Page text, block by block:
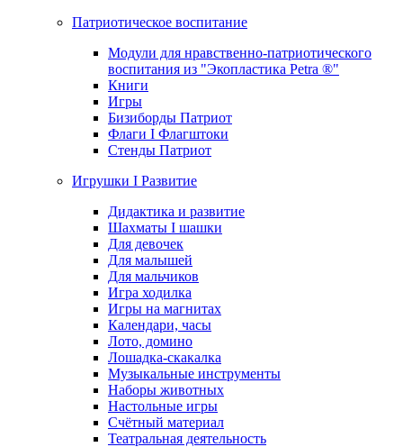
Патриотическое воспитание
Модули для нравственно-патриотического
воспитания из "Экопластика Petra ®"
Книги
Игры
Бизиборды Патриот
Флаги I Флагштоки
Стенды Патриот
Игрушки I Развитие
Дидактика и развитие
Шахматы I шашки
Для девочек
Для малышей
Для мальчиков
Игра ходилка
Игры на магнитах
Календари, часы
Лото, домино
Лошадка-скакалка
Музыкальные инструменты
Наборы животных
Настольные игры
Счётный материал
Театральная деятельность